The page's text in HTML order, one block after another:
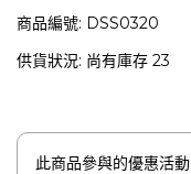
商品編號: DSS0320
供貨狀況: 尚有庫存 23
此商品參與的優惠活動